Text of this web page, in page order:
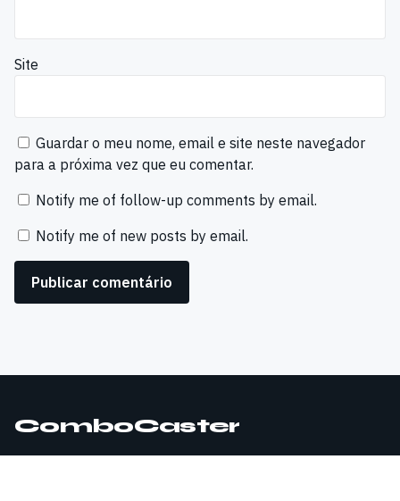
Site
Guardar o meu nome, email e site neste navegador
para a próxima vez que eu comentar.
Notify me of follow-up comments by email.
Notify me of new posts by email.
ComboCaster